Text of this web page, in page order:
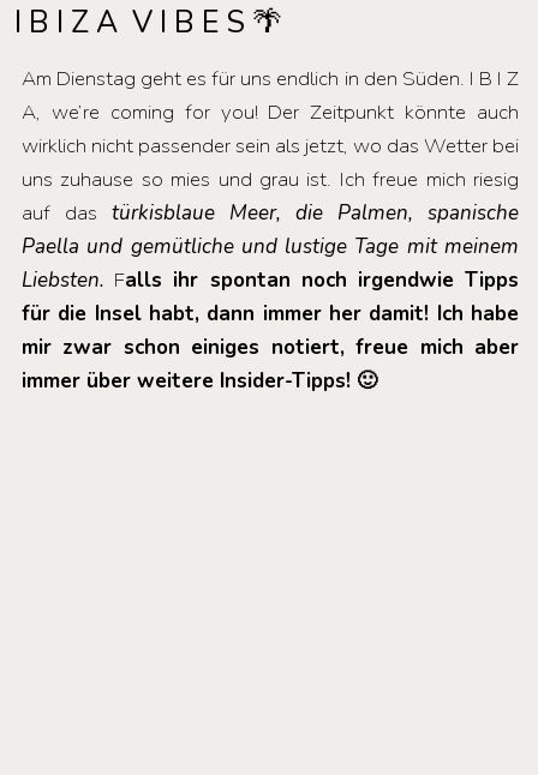
I B I Z A V I B E S 🌴
Am Dienstag geht es für uns endlich in den Süden. I B I Z
A, we’re coming for you! Der Zeitpunkt könnte auch
wirklich nicht passender sein als jetzt, wo das Wetter bei
uns zuhause so mies und grau ist. Ich freue mich riesig
auf das türkisblaue Meer, die Palmen, spanische
Paella und gemütliche und lustige Tage mit meinem
Liebsten. Falls ihr spontan noch irgendwie Tipps
für die Insel habt, dann immer her damit! Ich habe
mir zwar schon einiges notiert, freue mich aber
immer über weitere Insider-Tipps! 🙂